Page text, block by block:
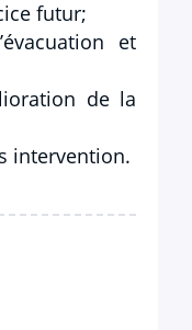
futur;
et
de la
intervention.